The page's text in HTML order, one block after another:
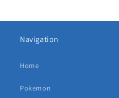
Navigation
Home
Pokemon